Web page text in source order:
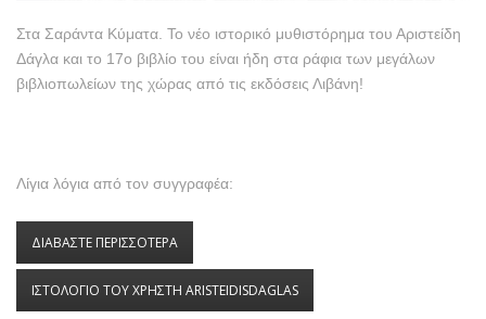
Στα Σαράντα Κύματα. Το νέο ιστορικό μυθιστόρημα του Αριστείδη
Δάγλα και το 17ο βιβλίο του είναι ήδη στα ράφια των μεγάλων
βιβλιοπωλείων της χώρας από τις εκδόσεις Λιβάνη!
Λίγια λόγια από τον συγγραφέα:
ΔΙΑΒΑΣΤΕ ΠΕΡΙΣΣΟΤΕΡΑ
ΙΣΤΟΛΟΓΙΟ ΤΟΥ ΧΡΗΣΤΗ ARISTEIDISDAGLAS